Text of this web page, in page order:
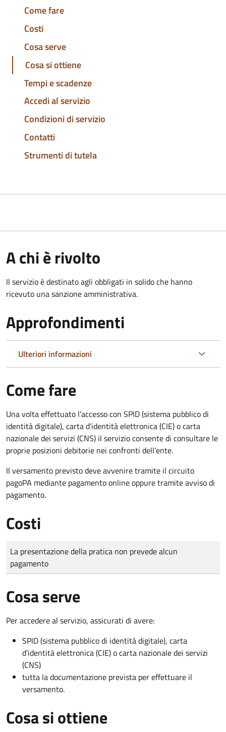
Come fare
Costi
Cosa serve
Cosa si ottiene
Tempi e scadenze
Accedi al servizio
Condizioni di servizio
Contatti
Strumenti di tutela
A chi è rivolto
Il servizio è destinato agli obbligati in solido che hanno
ricevuto una sanzione amministrativa.
Approfondimenti
Ulteriori informazioni
Come fare
Una volta effettuato l'accesso con SPID (sistema pubblico di
identità digitale), carta d’identità elettronica (CIE) o carta
nazionale dei servizi (CNS) il servizio consente di consultare le
proprie posizioni debitorie nei confronti dell'ente.
Il versamento previsto deve avvenire tramite il circuito
pagoPA mediante pagamento online oppure tramite avviso di
pagamento.
Costi
Tipo di pagamento
Importo
La presentazione della pratica non prevede alcun
pagamento
Cosa serve
Per accedere al servizio, assicurati di avere:
SPID (sistema pubblico di identità digitale), carta
d’identità elettronica (CIE) o carta nazionale dei servizi
(CNS)
tutta la documentazione prevista per effettuare il
versamento.
Cosa si ottiene